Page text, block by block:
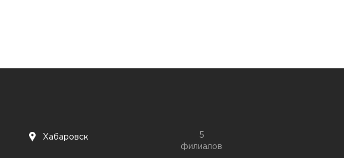
Хабаровск
5
филиалов